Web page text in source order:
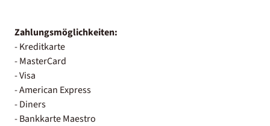
Zahlungsmöglichkeiten:
- Kreditkarte
- MasterCard
- Visa
- American Express
- Diners
- Bankkarte Maestro